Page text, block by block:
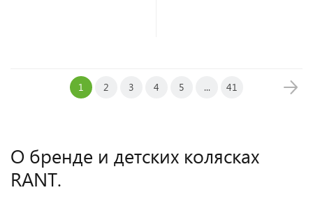
О бренде и детских колясках
RANT.
1 2 3 4 5 ... 41